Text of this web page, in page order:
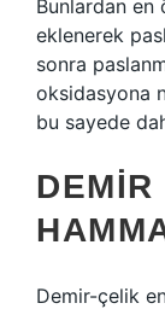
Bunlardan
eklenerek
sonra
oksidasyona
bu sayede
DEMIR
Demir-çelik